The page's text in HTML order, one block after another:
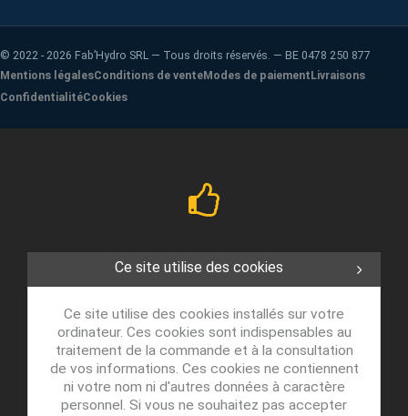
© 2022 - 2026 Fab’Hydro SRL — Tous droits réservés. — BE 0478 250 877
Mentions légalesConditions de venteModes de paiementLivraisons
ConfidentialitéCookies
Ce site utilise des cookies
Ce site utilise des cookies installés sur votre
ordinateur. Ces cookies sont indispensables au
traitement de la commande et à la consultation
de vos informations. Ces cookies ne contiennent
ni votre nom ni d'autres données à caractère
personnel. Si vous ne souhaitez pas accepter